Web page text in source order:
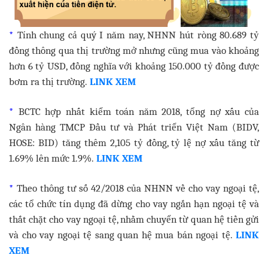
* Tính chung cả quý I năm nay, NHNN hút ròng 80.689 tỷ
đồng thông qua thị trường mở nhưng cũng mua vào khoảng
hơn 6 tỷ USD, đồng nghĩa với khoảng 150.000 tỷ đồng được
bơm ra thị trường. LINK XEM
* BCTC hợp nhất kiểm toán năm 2018, tổng nợ xấu của
Ngân hàng TMCP Đầu tư và Phát triển Việt Nam (BIDV,
HOSE: BID) tăng thêm 2,105 tỷ đồng, tỷ lệ nợ xấu tăng từ
1.69% lên mức 1.9%. LINK XEM
* Theo thông tư số 42/2018 của NHNN về cho vay ngoại tệ,
các tổ chức tín dụng đã dừng cho vay ngắn hạn ngoại tệ và
thắt chặt cho vay ngoại tệ, nhằm chuyển từ quan hệ tiền gửi
và cho vay ngoại tệ sang quan hệ mua bán ngoại tệ. LINK
XEM